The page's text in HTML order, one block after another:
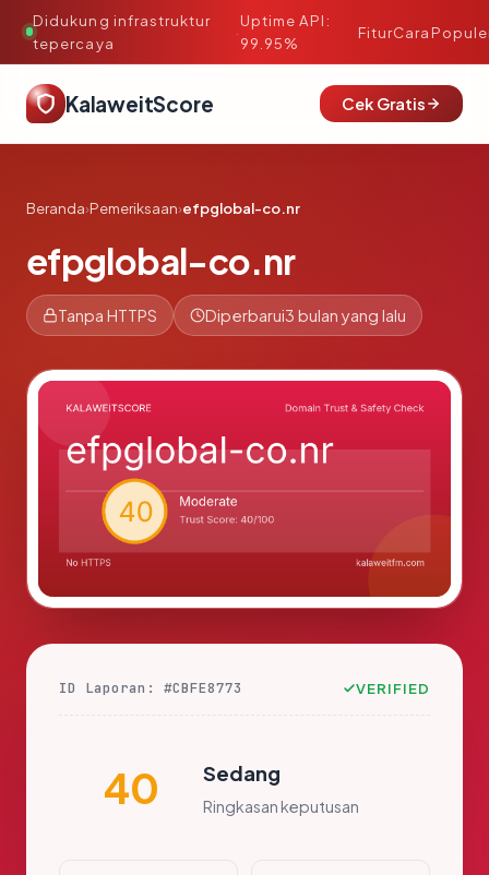
Didukung infrastruktur
tepercaya
·
Uptime API:
99.95%
FiturCara
KalaweitScore Cek Gratis
Beranda›Pemeriksaan›efpglobal-co.nr
efpglobal-co.nr
Tanpa HTTPS Diperbarui3 bulan yang lalu
ID Laporan: #CBFE8773 VERIFIED
40 Sedang
Ringkasan keputusan